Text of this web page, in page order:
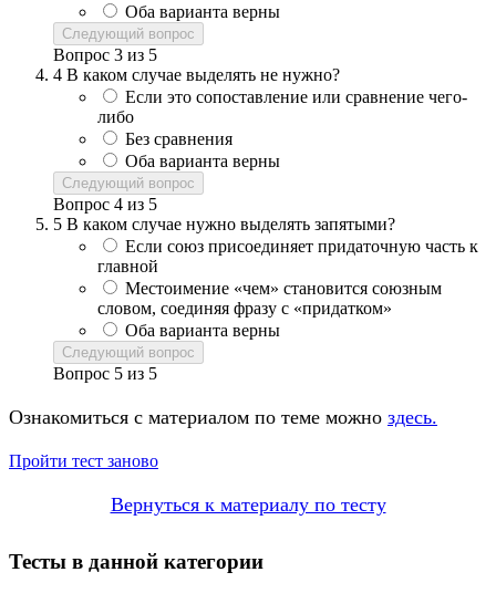
Оба варианта верны
Следующий вопрос
Вопрос 3 из 5
4 В каком случае выделять не нужно?
Если это сопоставление или сравнение чего-
либо
Без сравнения
Оба варианта верны
Следующий вопрос
Вопрос 4 из 5
5 В каком случае нужно выделять запятыми?
Если союз присоединяет придаточную часть к
главной
Местоимение «чем» становится союзным
словом, соединяя фразу с «придатком»
Оба варианта верны
Следующий вопрос
Вопрос 5 из 5
Ознакомиться с материалом по теме можно здесь.
Пройти тест заново
Вернуться к материалу по тесту
Тесты в данной категории